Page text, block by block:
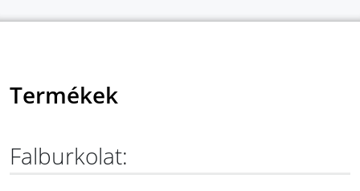
Termékek
Falburkolat: